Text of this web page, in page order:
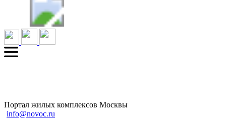
Портал жилых комплексов Москвы
info@novoc.ru